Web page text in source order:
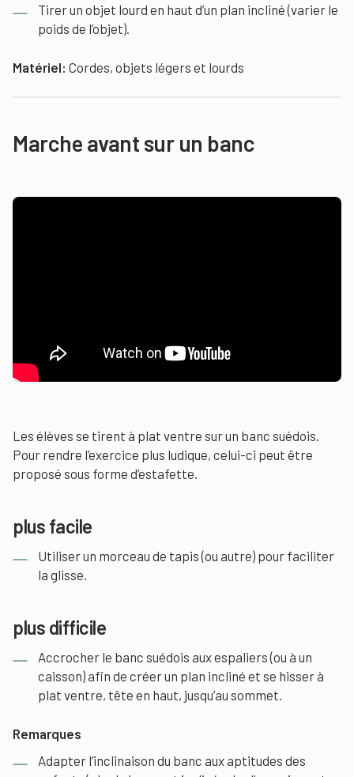
Tirer un objet lourd en haut d’un plan incliné (varier le
poids de l’objet).
Matériel: Cordes, objets légers et lourds
Marche avant sur un banc
Les élèves se tirent à plat ventre sur un banc suédois.
Pour rendre l’exercice plus ludique, celui-ci peut être
proposé sous forme d’estafette.
plus facile
Utiliser un morceau de tapis (ou autre) pour faciliter
la glisse.
plus difficile
Accrocher le banc suédois aux espaliers (ou à un
caisson) afin de créer un plan incliné et se hisser à
plat ventre, tête en haut, jusqu’au sommet.
Remarques
Adapter l’inclinaison du banc aux aptitudes des